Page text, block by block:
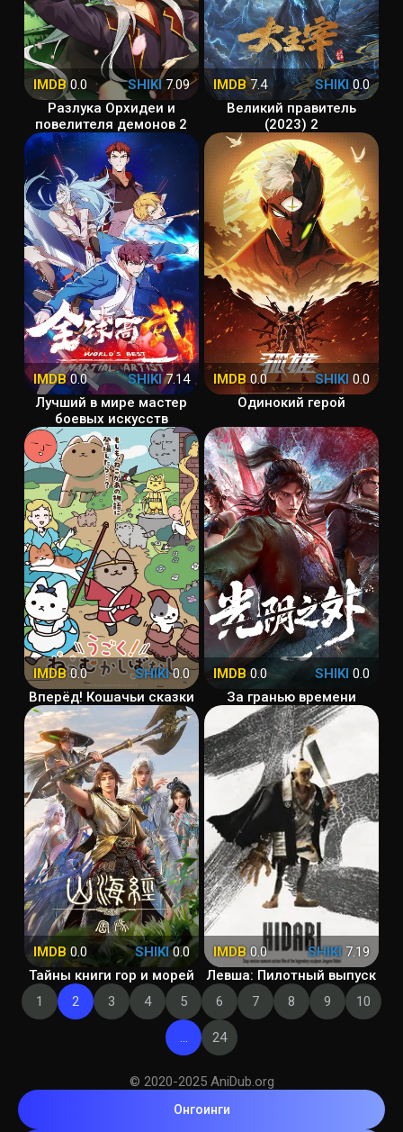
IMDB0.0 SHIKI7.09
Разлука Орхидеи и
повелителя демонов 2
IMDB7.4 SHIKI0.0
Великий правитель
(2023) 2
IMDB0.0 SHIKI7.14
Лучший в мире мастер
боевых искусств
IMDB0.0 SHIKI0.0
Одинокий герой
IMDB0.0 SHIKI0.0
Вперёд! Кошачьи сказки
IMDB0.0 SHIKI 0.0
За гранью времени
IMDB 0.0 SHIKI0.0
Тайны книги гор и морей
IMDB 0.0 SHIKI 7.19
Левша: Пилотный выпуск
1
2 3 4 5 6 7 8 9 10
... 24
© 2020-2025 AniDub.org
Онгоинги